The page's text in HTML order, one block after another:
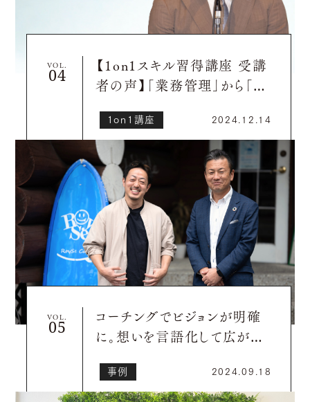
VOL.
【1on1スキル習得講座 受講
者の声】「業務管理」から「リ
感じた、組織の未来を育む方
法
1on1講座 2024.12.14
VOL.
コーチングでビジョンが明確
に。想いを言語化して広がる
事例 2024.09.18